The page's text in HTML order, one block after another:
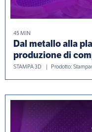
45 MIN
Dal metallo alla
produzione di
STAMPA 3D Prodotto: